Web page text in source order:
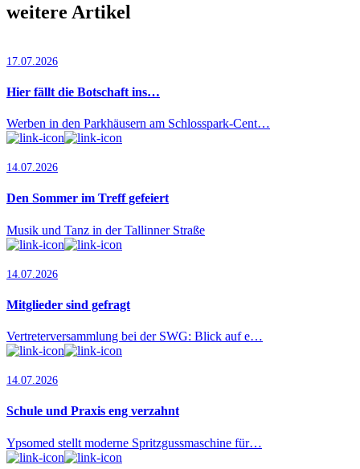
weitere Artikel
17.07.2026
Hier fällt die Botschaft ins…
Werben in den Parkhäusern am Schlosspark-Cent…
14.07.2026
Den Sommer im Treff gefeiert
Musik und Tanz in der Tallinner Straße
14.07.2026
Mitglieder sind gefragt
Vertreterversammlung bei der SWG: Blick auf e…
14.07.2026
Schule und Praxis eng verzahnt
Ypsomed stellt moderne Spritzgussmaschine für…